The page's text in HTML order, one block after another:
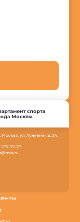
спорта
Москвы
Москва, ул. Лужники, д. 24,
777-77-77